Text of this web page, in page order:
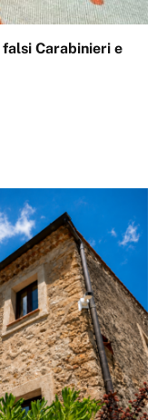
Carabinieri e